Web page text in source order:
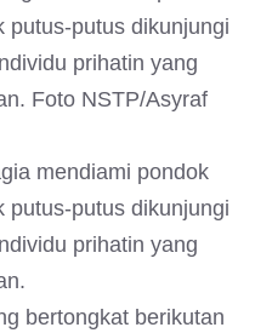
mendiami pondok
putus-putus dikunjungi
prihatin yang
bertongkat berikutan